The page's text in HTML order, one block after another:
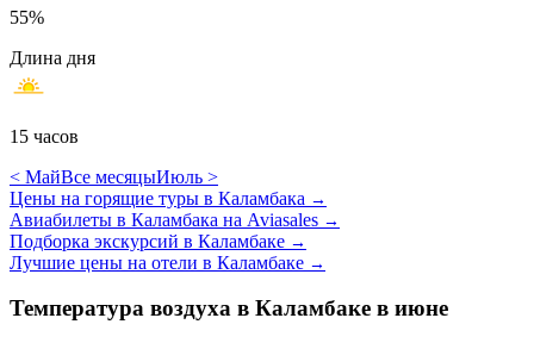
55%
Длина дня
15 часов
< МайВсе месяцыИюль >
Цены на горящие туры в Каламбака →
Авиабилеты в Каламбака на Aviasales →
Подборка экскурсий в Каламбаке →
Лучшие цены на отели в Каламбаке →
Температура воздуха в Каламбаке в июне